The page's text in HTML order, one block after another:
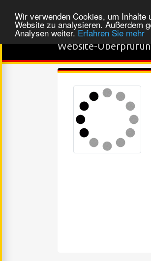
Wir verwenden Cookies, um Inhalte
Website zu analysieren. Außerdem
Analysen weiter. Erfahren Sie mehr
Website-